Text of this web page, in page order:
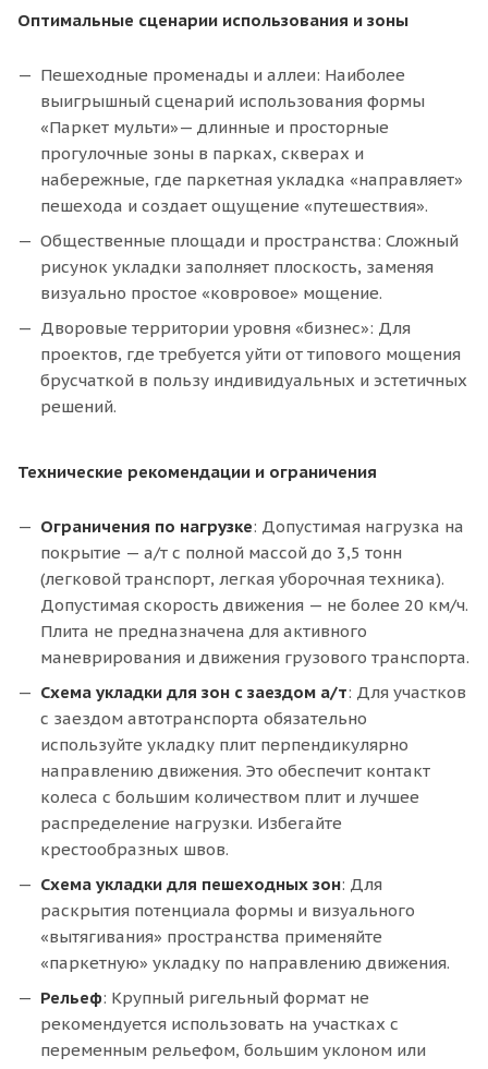
Оптимальные сценарии использования и зоны
Пешеходные променады и аллеи: Наиболее
выигрышный сценарий использования формы
«Паркет мульти»— длинные и просторные
прогулочные зоны в парках, скверах и
набережные, где паркетная укладка «направляет»
пешехода и создает ощущение «путешествия».
Общественные площади и пространства: Сложный
рисунок укладки заполняет плоскость, заменяя
визуально простое «ковровое» мощение.
Дворовые территории уровня «бизнес»: Для
проектов, где требуется уйти от типового мощения
брусчаткой в пользу индивидуальных и эстетичных
решений.
Технические рекомендации и ограничения
Ограничения по нагрузке: Допустимая нагрузка на
покрытие — а/т с полной массой до 3,5 тонн
(легковой транспорт, легкая уборочная техника).
Допустимая скорость движения — не более 20 км/ч.
Плита не предназначена для активного
маневрирования и движения грузового транспорта.
Схема укладки для зон с заездом а/т: Для участков
с заездом автотранспорта обязательно
используйте укладку плит перпендикулярно
направлению движения. Это обеспечит контакт
колеса с большим количеством плит и лучшее
распределение нагрузки. Избегайте
крестообразных швов.
Схема укладки для пешеходных зон: Для
раскрытия потенциала формы и визуального
«вытягивания» пространства применяйте
«паркетную» укладку по направлению движения.
Рельеф: Крупный ригельный формат не
рекомендуется использовать на участках с
переменным рельефом, большим уклоном или